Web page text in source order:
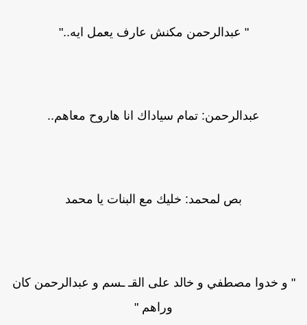
" عبدالرحمن مكنش عارف يعمل ايه.."
عبدالرحمن: تمام سياداك انا هاروح معاهم..
بص لمحمد: خليك مع البنات يا محمد
" و خدوا مصطفي و خالد على القـ ـسم و عبدالرحمن كان
وراهم "